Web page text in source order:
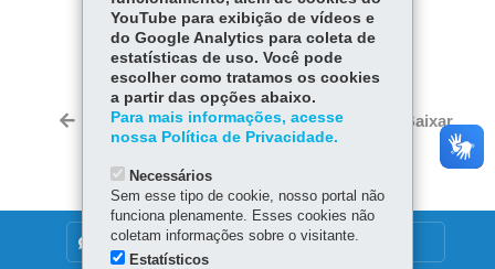
COMPARTILHE:
Fa
ce
bo
ok
Tw
itt
W
ha
ts
Ap
Voltar Início Imprimir Baixar
DENUNCIE CORRUPÇÃO
YouTube para exibição de vídeos e
do Google Analytics para coleta de
estatísticas de uso. Você pode
escolher como tratamos os cookies
a partir das opções abaixo.
Para mais informações, acesse
nossa Política de Privacidade.
Necessários
Sem esse tipo de cookie, nosso portal não
funciona plenamente. Esses cookies não
coletam informações sobre o visitante.
Estatísticos